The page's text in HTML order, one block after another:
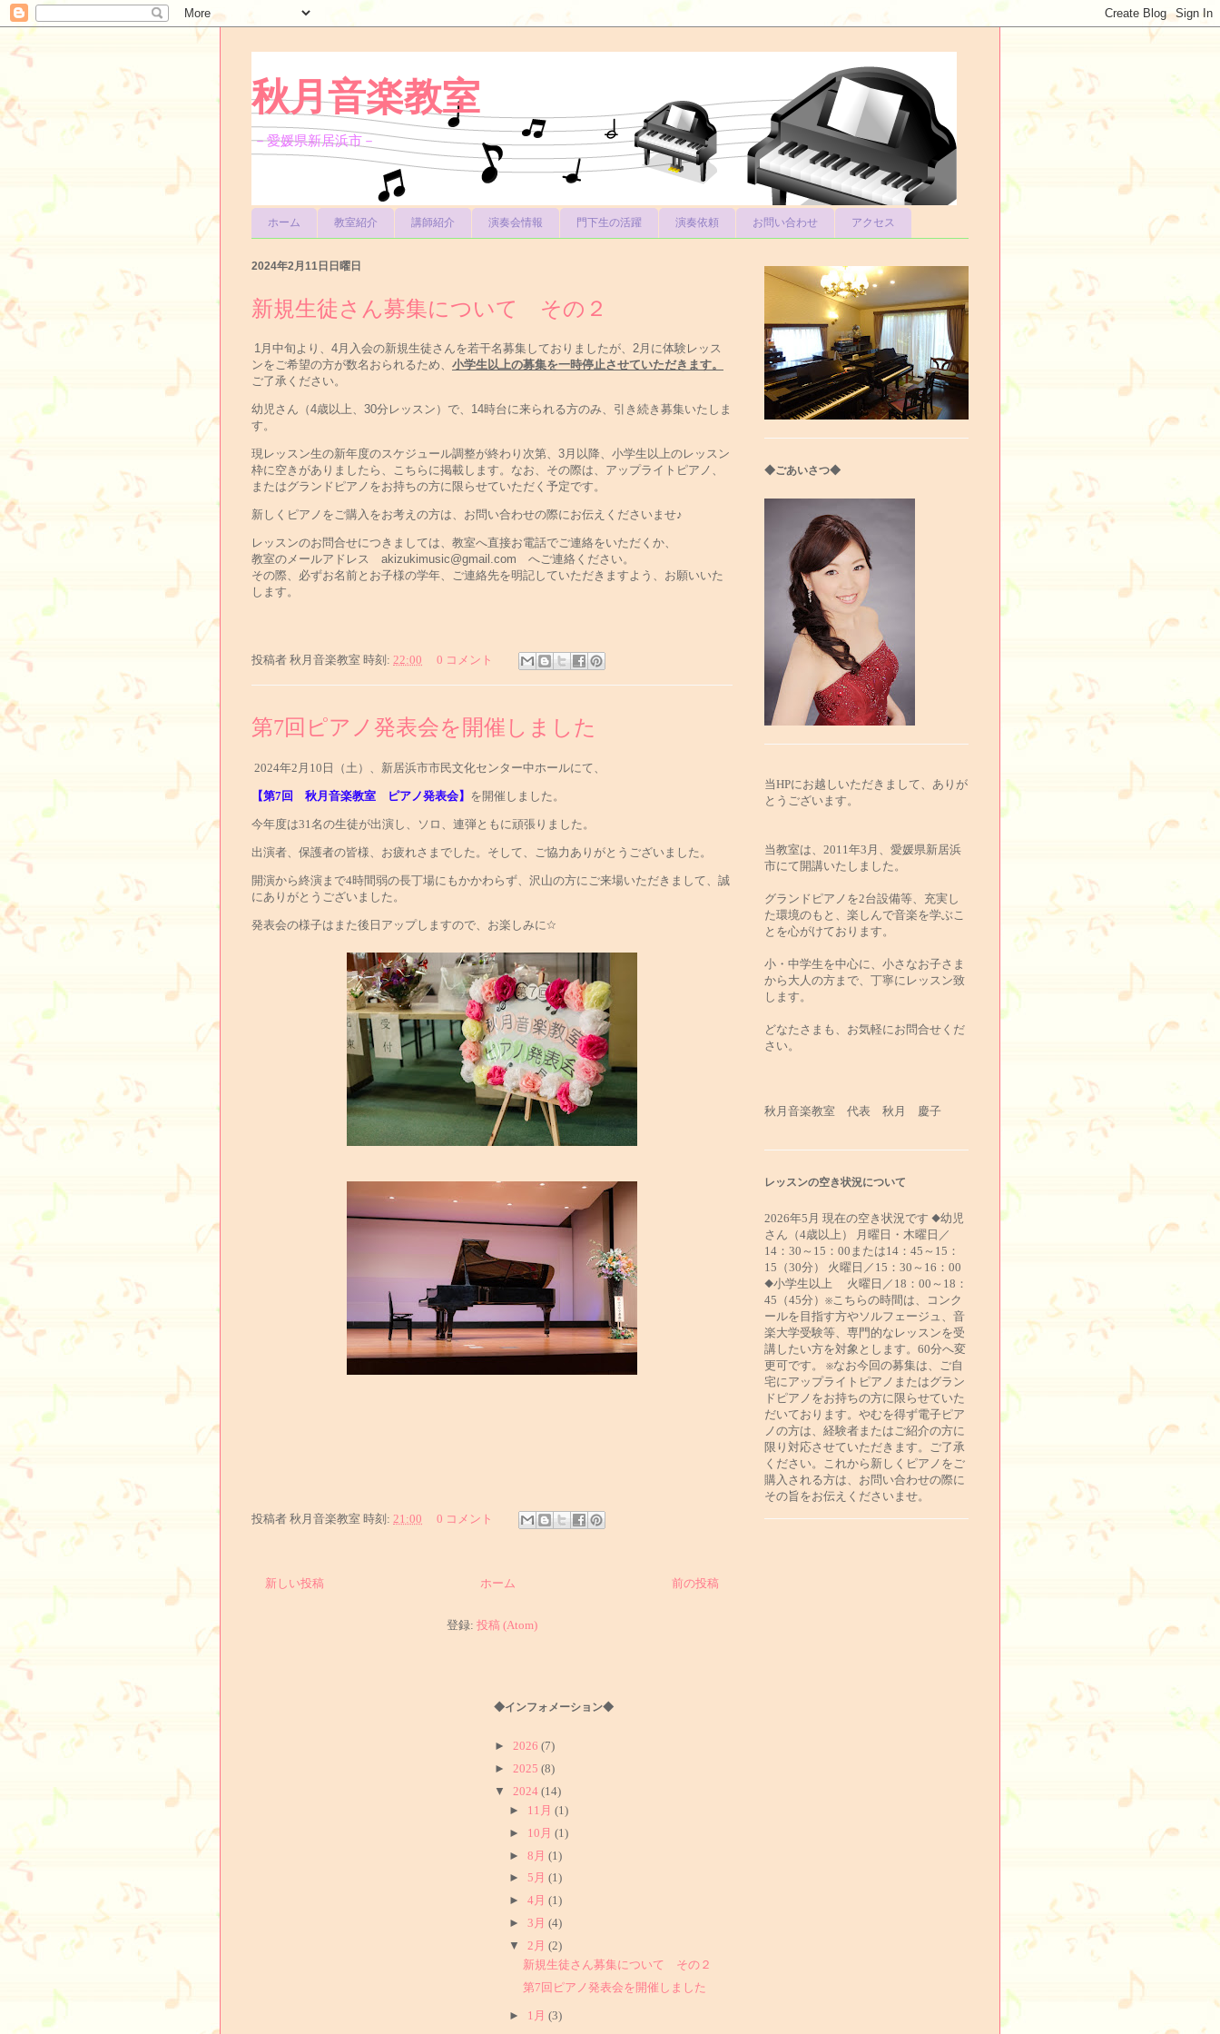
秋月音楽教室
－愛媛県新居浜市－
ホーム 教室紹介 講師紹介 演奏会情報 門下生の活躍 演奏依頼 お問い合わせ アクセス
2024年2月11日日曜日
新規生徒さん募集について その２
1月中旬より、4月入会の新規生徒さんを若干名募集しておりましたが、2月に体験レッス
ンをご希望の方が数名おられるため、 小学生以上の募集を一時停止させていただきます。
ご了承ください。
幼児さん（4歳以上、30分レッスン）で、14時台に来られる方のみ、引き続き募集いたしま
す。
現レッスン生の新年度のスケジュール調整が終わり次第、3月以降、小学生以上のレッスン
枠に空きがありましたら、こちらに掲載します。なお、その際は、アップライトピアノ、
またはグランドピアノをお持ちの方に限らせていただく予定です。
新しくピアノをご購入をお考えの方は、お問い合わせの際にお伝えくださいませ♪
レッスンのお問合せにつきましては、教室へ直接お電話でご連絡をいただくか、
教室のメールアドレス akizukimusic@gmail.com へご連絡ください。
その際、必ずお名前とお子様の学年、ご連絡先を明記していただきますよう、お願いいた
します。
投稿者 秋月音楽教室 時刻: 22:00 0 コメント
第7回ピアノ発表会を開催しました
2024年2月10日（土）、新居浜市市民文化センター中ホールにて、
【第7回 秋月音楽教室 ピアノ発表会】 を開催しました。
今年度は31名の生徒が出演し、ソロ、連弾ともに頑張りました。
出演者、保護者の皆様、お疲れさまでした。そして、ご協力ありがとうございました。
開演から終演まで4時間弱の長丁場にもかかわらず、沢山の方にご来場いただきまして、誠
にありがとうございました。
発表会の様子はまた後日アップしますので、お楽しみに☆
投稿者 秋月音楽教室 時刻: 21:00 0 コメント
新しい投稿 前の投稿
ホーム
登録: 投稿 (Atom)
◆ごあいさつ◆
当HPにお越しいただきまして、ありが
とうございます。
当教室は、2011年3月、愛媛県新居浜
市にて開講いたしました。
グランドピアノを2台設備等、充実し
た環境のもと、楽しんで音楽を学ぶこ
とを心がけております。
小・中学生を中心に、小さなお子さま
から大人の方まで、丁寧にレッスン致
します。
どなたさまも、お気軽にお問合せくだ
さい。
秋月音楽教室 代表 秋月 慶子
レッスンの空き状況について
2026年5月 現在の空き状況です ◆幼児
さん（4歳以上） 月曜日・木曜日／
14：30～15：00または14：45～15：
15（30分） 火曜日／15：30～16：00
◆小学生以上 火曜日／18：00～18：
45（45分）※こちらの時間は、コンク
ールを目指す方やソルフェージュ、音
楽大学受験等、専門的なレッスンを受
講したい方を対象とします。60分へ変
更可です。 ※なお今回の募集は、ご自
宅にアップライトピアノまたはグラン
ドピアノをお持ちの方に限らせていた
だいております。やむを得ず電子ピア
ノの方は、経験者またはご紹介の方に
限り対応させていただきます。ご了承
ください。これから新しくピアノをご
購入される方は、お問い合わせの際に
その旨をお伝えくださいませ。
◆インフォメーション◆
► 2026 (7)
► 2025 (8)
▼ 2024 (14)
► 11月 (1)
► 10月 (1)
► 8月 (1)
► 5月 (1)
► 4月 (1)
► 3月 (4)
▼ 2月 (2)
新規生徒さん募集について その２
第7回ピアノ発表会を開催しました
► 1月 (3)